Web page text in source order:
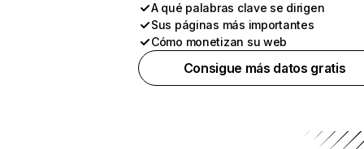
A qué palabras clave se dirigen
Sus páginas más importantes
Cómo monetizan su web
Consigue más datos gratis